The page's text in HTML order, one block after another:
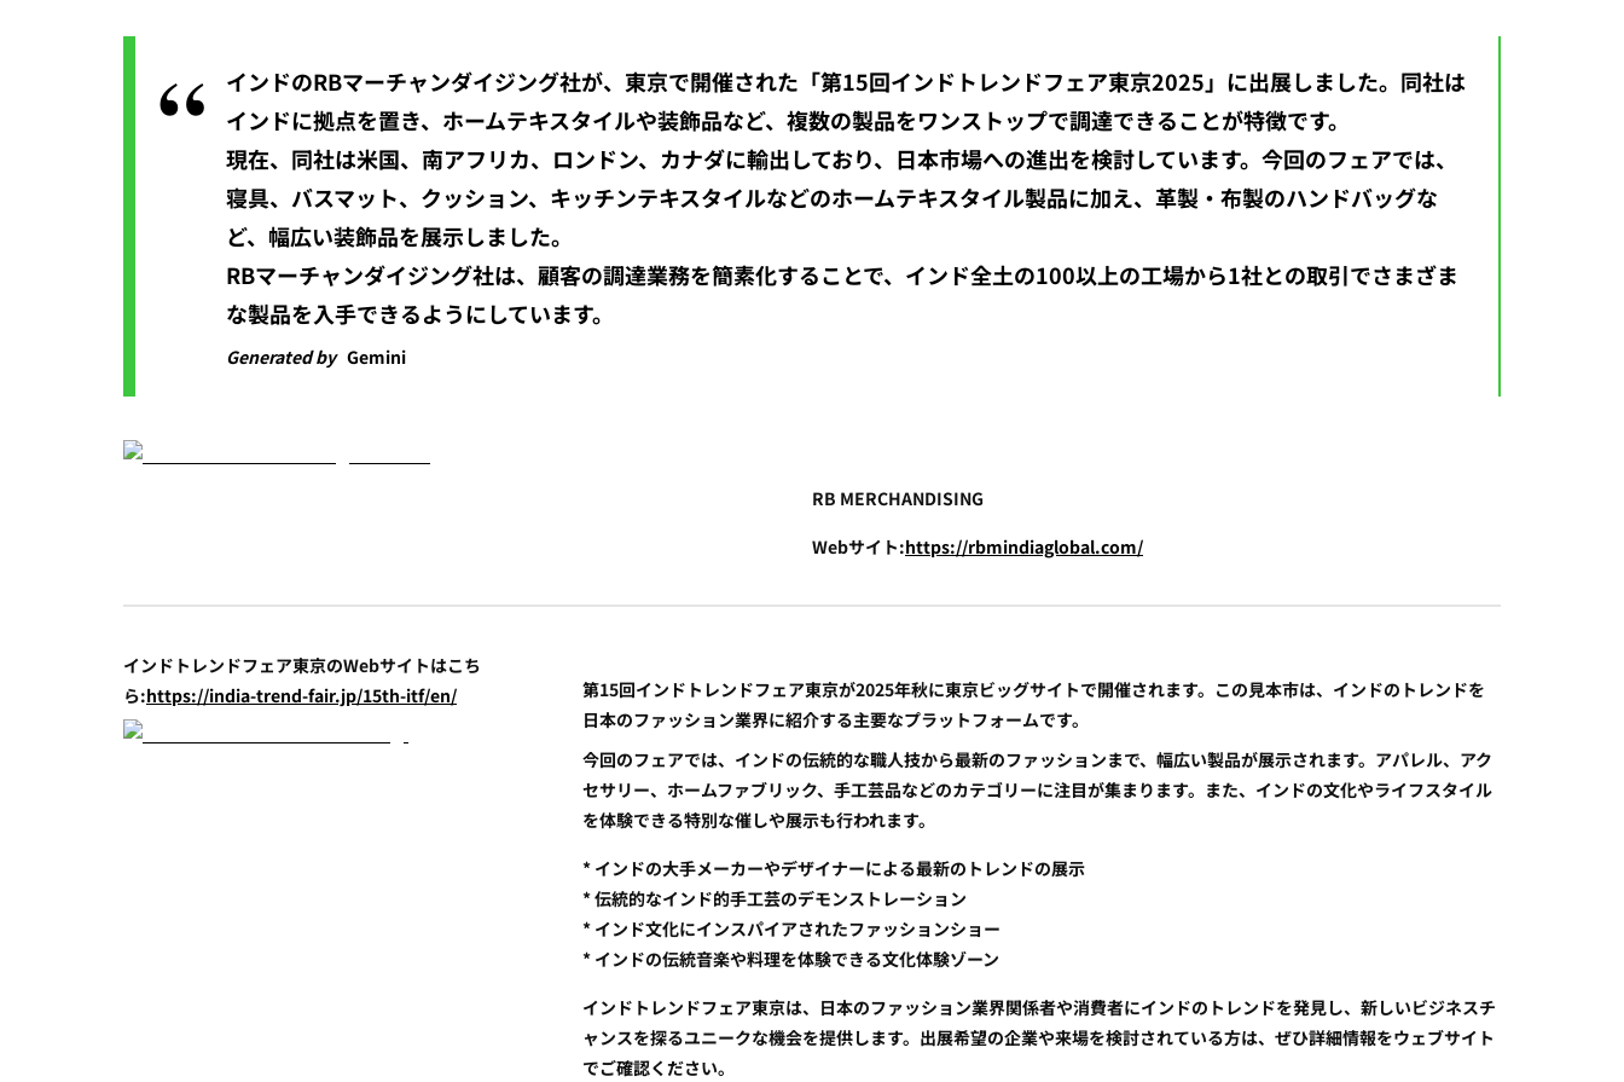
インドのRBマーチャンダイジング社が、東京で開催された「第15回インドトレンドフェア東京2025」に出展しました。同社は
インドに拠点を置き、ホームテキスタイルや装飾品など、複数の製品をワンストップで調達できることが特徴です。
現在、同社は米国、南アフリカ、ロンドン、カナダに輸出しており、日本市場への進出を検討しています。今回のフェアでは、
寝具、バスマット、クッション、キッチンテキスタイルなどのホームテキスタイル製品に加え、革製・布製のハンドバッグな
ど、幅広い装飾品を展示しました。
RBマーチャンダイジング社は、顧客の調達業務を簡素化することで、インド全土の100以上の工場から1社との取引でさまざま
な製品を入手できるようにしています。
Generated by Gemini
RB MERCHANDISING
Webサイト:https://rbmindiaglobal.com/
インドトレンドフェア東京のWebサイトはこち
ら:https://india-trend-fair.jp/15th-itf/en/
第15回インドトレンドフェア東京が2025年秋に東京ビッグサイトで開催されます。この見本市は、インドのトレンドを
日本のファッション業界に紹介する主要なプラットフォームです。
今回のフェアでは、インドの伝統的な職人技から最新のファッションまで、幅広い製品が展示されます。アパレル、アク
セサリー、ホームファブリック、手工芸品などのカテゴリーに注目が集まります。また、インドの文化やライフスタイル
を体験できる特別な催しや展示も行われます。
* インドの大手メーカーやデザイナーによる最新のトレンドの展示
* 伝統的なインド的手工芸のデモンストレーション
* インド文化にインスパイアされたファッションショー
* インドの伝統音楽や料理を体験できる文化体験ゾーン
インドトレンドフェア東京は、日本のファッション業界関係者や消費者にインドのトレンドを発見し、新しいビジネスチ
ャンスを探るユニークな機会を提供します。出展希望の企業や来場を検討されている方は、ぜひ詳細情報をウェブサイト
でご確認ください。